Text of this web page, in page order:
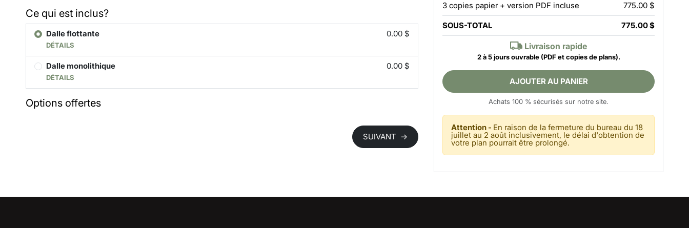
Ce qui est inclus?
Dalle flottante
DÉTAILS
0.00 $
Dalle monolithique
DÉTAILS
0.00 $
Options offertes
SUIVANT →
3 copies papier + version PDF incluse
775.00 $
SOUS-TOTAL 775.00 $
Livraison rapide
2 à 5 jours ouvrable(PDF et copies de plans).
AJOUTER AU PANIER
Achats 100 % sécurisés sur notre site.
Attention - En raison de la fermeture du bureau du 18
juillet au 2 août inclusivement, le délai d'obtention de
votre plan pourrait être prolongé.